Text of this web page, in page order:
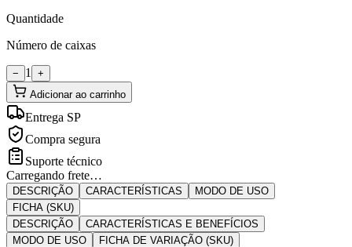
Quantidade
Número de caixas
− 1
+
Adicionar ao carrinho
Entrega SP
Compra segura
Suporte técnico
Carregando frete…
DESCRIÇÃO CARACTERÍSTICAS
MODO DE USO
FICHA (SKU)
DESCRIÇÃO
CARACTERÍSTICAS E BENEFÍCIOS
MODO DE USO
FICHA DE VARIAÇÃO (SKU)